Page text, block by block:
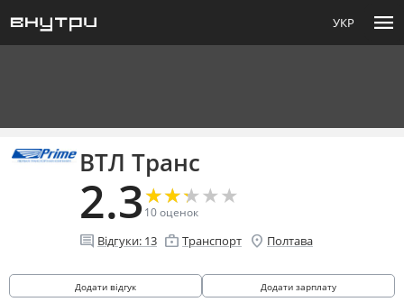
УКР menu
ВТЛ Транс
2.3★
★★
★★
★★
★★
★
10оценок
comment Відгуки: 13 enterprise Транспорт location_on Полтава
Додати відгук Додати зарплату